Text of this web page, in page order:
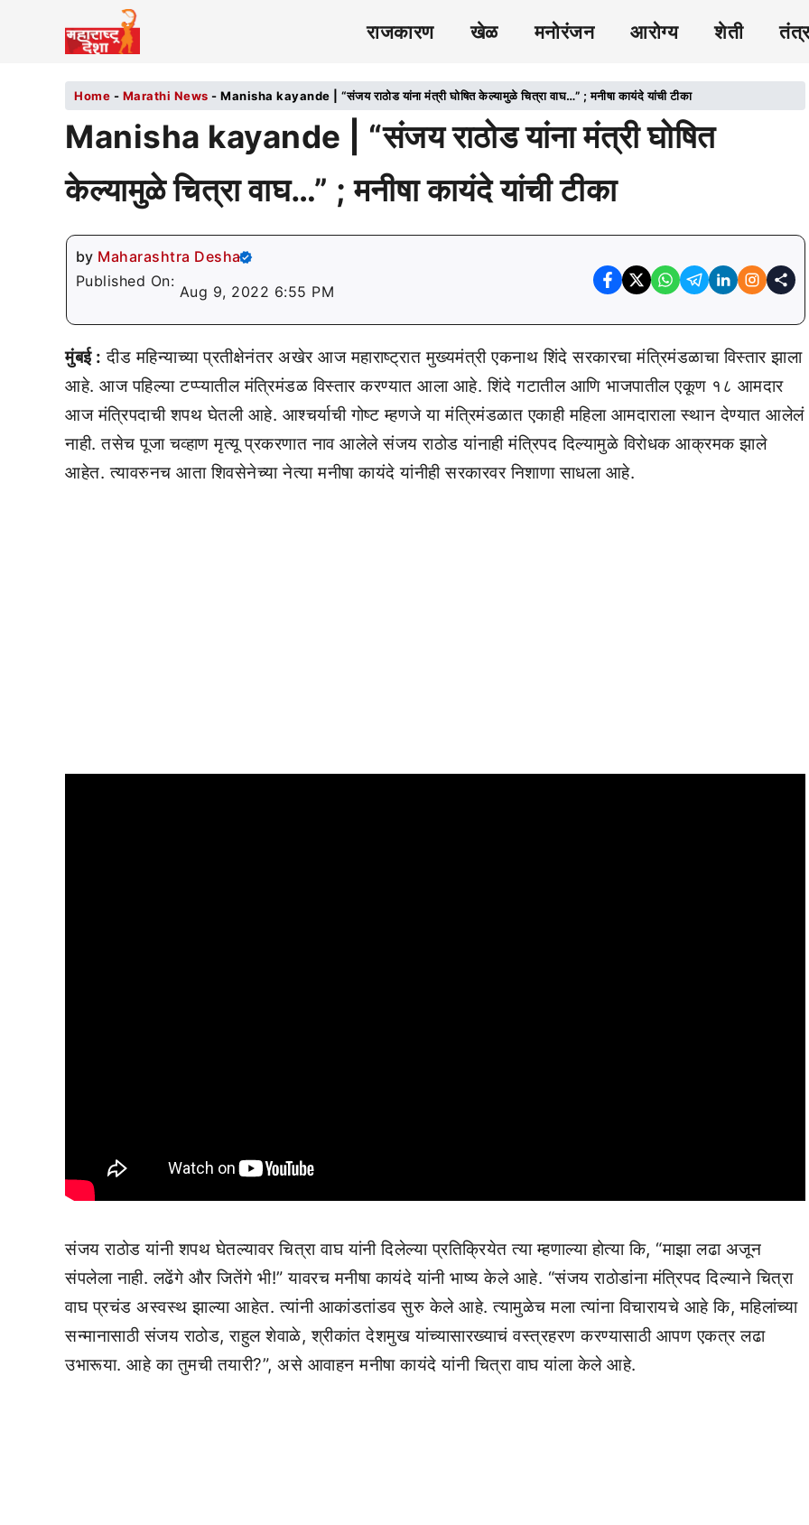
राजकारण खेळ मनोरंजन आरोग्य शेती
Home - Marathi News - Manisha kayande | “संजय राठोड यांना मंत्री घोषित केल्यामुळे चित्रा वाघ…” ; मनीषा कायंदे यांची टीका
Manisha kayande | “संजय राठोड यांना मंत्री घोषित
केल्यामुळे चित्रा वाघ…” ; मनीषा कायंदे यांची टीका
by Maharashtra Desha
Published On:
Aug 9, 2022 6:55 PM
मुंबई : दीड महिन्याच्या प्रतीक्षेनंतर अखेर आज महाराष्ट्रात मुख्यमंत्री एकनाथ शिंदे सरकारचा मंत्रिमंडळाचा विस्तार झाला
आहे. आज पहिल्या टप्प्यातील मंत्रिमंडळ विस्तार करण्यात आला आहे. शिंदे गटातील आणि भाजपातील एकूण १८ आमदार
आज मंत्रिपदाची शपथ घेतली आहे. आश्चर्याची गोष्ट म्हणजे या मंत्रिमंडळात एकाही महिला आमदाराला स्थान देण्यात आलेलं
नाही. तसेच पूजा चव्हाण मृत्यू प्रकरणात नाव आलेले संजय राठोड यांनाही मंत्रिपद दिल्यामुळे विरोधक आक्रमक झाले
आहेत. त्यावरुनच आता शिवसेनेच्या नेत्या मनीषा कायंदे यांनीही सरकारवर निशाणा साधला आहे.
संजय राठोड यांनी शपथ घेतल्यावर चित्रा वाघ यांनी दिलेल्या प्रतिक्रियेत त्या म्हणाल्या होत्या कि, “माझा लढा अजून
संपलेला नाही. लढेंगे और जितेंगे भी!” यावरच मनीषा कायंदे यांनी भाष्य केले आहे. “संजय राठोडांना मंत्रिपद दिल्याने चित्रा
वाघ प्रचंड अस्वस्थ झाल्या आहेत. त्यांनी आकांडतांडव सुरु केले आहे. त्यामुळेच मला त्यांना विचारायचे आहे कि, महिलांच्या
सन्मानासाठी संजय राठोड, राहुल शेवाळे, श्रीकांत देशमुख यांच्यासारख्याचं वस्त्रहरण करण्यासाठी आपण एकत्र लढा
उभारूया. आहे का तुमची तयारी?”, असे आवाहन मनीषा कायंदे यांनी चित्रा वाघ यांला केले आहे.